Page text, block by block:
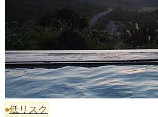
低リスク